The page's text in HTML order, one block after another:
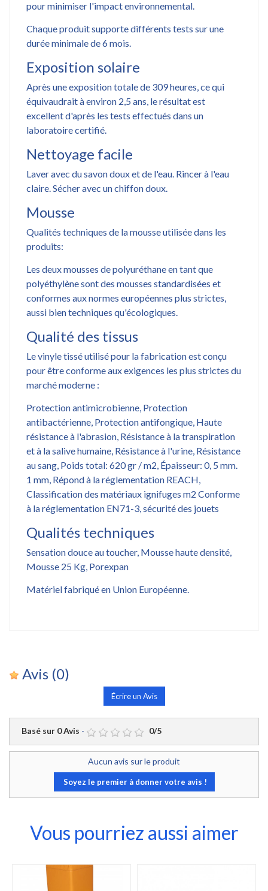
pour minimiser l'impact environnemental.
Chaque produit supporte différents tests sur une
durée minimale de 6 mois.
Exposition solaire
Après une exposition totale de 309 heures, ce qui
équivaudrait à environ 2,5 ans, le résultat est
excellent d'après les tests effectués dans un
laboratoire certifié.
Nettoyage facile
Laver avec du savon doux et de l'eau. Rincer à l'eau
claire. Sécher avec un chiffon doux.
Mousse
Qualités techniques de la mousse utilisée dans les
produits:
Les deux mousses de polyuréthane en tant que
polyéthylène sont des mousses standardisées et
conformes aux normes européennes plus strictes,
aussi bien techniques qu'écologiques.
Qualité des tissus
Le vinyle tissé utilisé pour la fabrication est conçu
pour être conforme aux exigences les plus strictes du
marché moderne :
Protection antimicrobienne, Protection
antibactérienne, Protection antifongique, Haute
résistance à l'abrasion, Résistance à la transpiration
et à la salive humaine, Résistance à l'urine, Résistance
au sang, Poids total: 620 gr / m2, Épaisseur: 0, 5 mm.
1 mm, Répond à la réglementation REACH,
Classification des matériaux ignifuges m2 Conforme
à la réglementation EN71-3, sécurité des jouets
Qualités techniques
Sensation douce au toucher, Mousse haute densité,
Mousse 25 Kg, Porexpan
Matériel fabriqué en Union Européenne.
Avis (0)
Écrire un Avis
Basé sur 0Avis - 0/5
Aucun avis sur le produit
Soyez le premier à donner votre avis !
Vous pourriez aussi aimer